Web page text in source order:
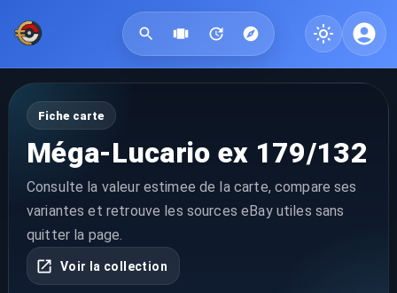
Fiche carte
Méga-Lucario ex 179/132
Consulte la valeur estimee de la carte, compare ses
variantes et retrouve les sources eBay utiles sans
quitter la page.
Voir la collection